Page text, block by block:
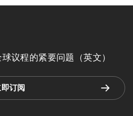
议程的紧要问题（英文）
订阅